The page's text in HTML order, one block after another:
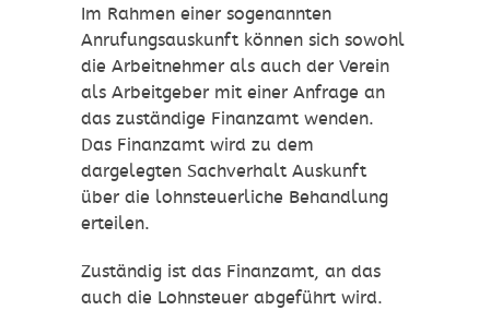
Im Rahmen einer sogenannten
Anrufungsauskunft können sich sowohl
die Arbeitnehmer als auch der Verein
als Arbeitgeber mit einer Anfrage an
das zuständige Finanzamt wenden.
Das Finanzamt wird zu dem
dargelegten Sachverhalt Auskunft
über die lohnsteuerliche Behandlung
erteilen.
Zuständig ist das Finanzamt, an das
auch die Lohnsteuer abgeführt wird.